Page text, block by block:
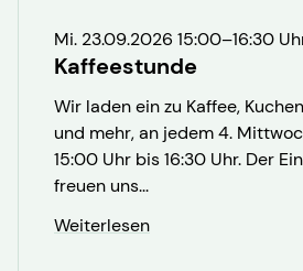
Mi. 23.09.2026 15:00–16:30
Kaffeestunde
Wir laden ein zu Kaffee,
und mehr, an jedem 4.
15:00 Uhr bis 16:30 Uhr. Der
freuen uns...
Weiterlesen